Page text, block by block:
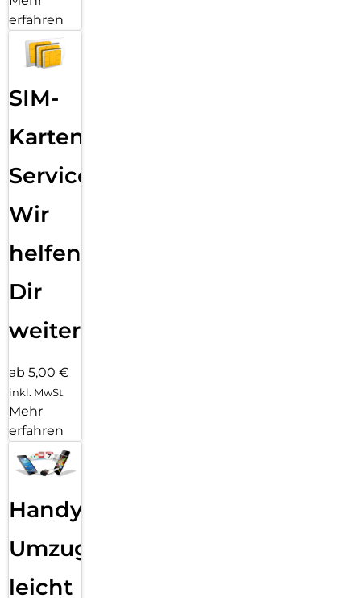
erfahren
SIM-
Karten
Service:
Wir
helfen
Dir
weiter
ab 5,00 €
inkl. MwSt.
Mehr
erfahren
Handy
Umzug
leicht